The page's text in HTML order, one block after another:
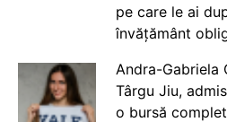
pe care le ai
învățământ
Andra-Gabriela
Târgu Jiu,
o bursă